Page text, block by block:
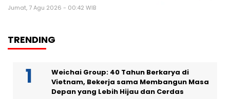
Jumat, 7 Agu 2026 - 00:42 WIB
TRENDING
Weichai Group: 40 Tahun Berkarya di
Vietnam, Bekerja sama Membangun Masa
Depan yang Lebih Hijau dan Cerdas